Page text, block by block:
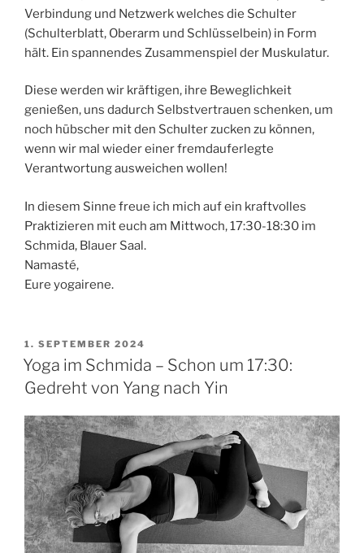
Verbindung und Netzwerk welches die Schulter
(Schulterblatt, Oberarm und Schlüsselbein) in Form
hält. Ein spannendes Zusammenspiel der Muskulatur.
Diese werden wir kräftigen, ihre Beweglichkeit
genießen, uns dadurch Selbstvertrauen schenken, um
noch hübscher mit den Schulter zucken zu können,
wenn wir mal wieder einer fremdauferlegte
Verantwortung ausweichen wollen!
In diesem Sinne freue ich mich auf ein kraftvolles
Praktizieren mit euch am Mittwoch, 17:30-18:30 im
Schmida, Blauer Saal.
Namasté,
Eure yogairene.
VERÖFFENTLICHT
AM
1. SEPTEMBER 2024
Yoga im Schmida – Schon um 17:30:
Gedreht von Yang nach Yin